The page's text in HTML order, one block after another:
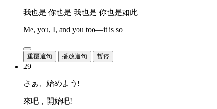
我也是 你也是 我也是 你也是如此
Me, you, I, and you too—it is so
重覆這句 播放這句 暫停
29
さぁ、始めよう!
來吧，開始吧!